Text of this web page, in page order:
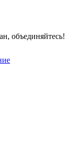
объединяйтесь!